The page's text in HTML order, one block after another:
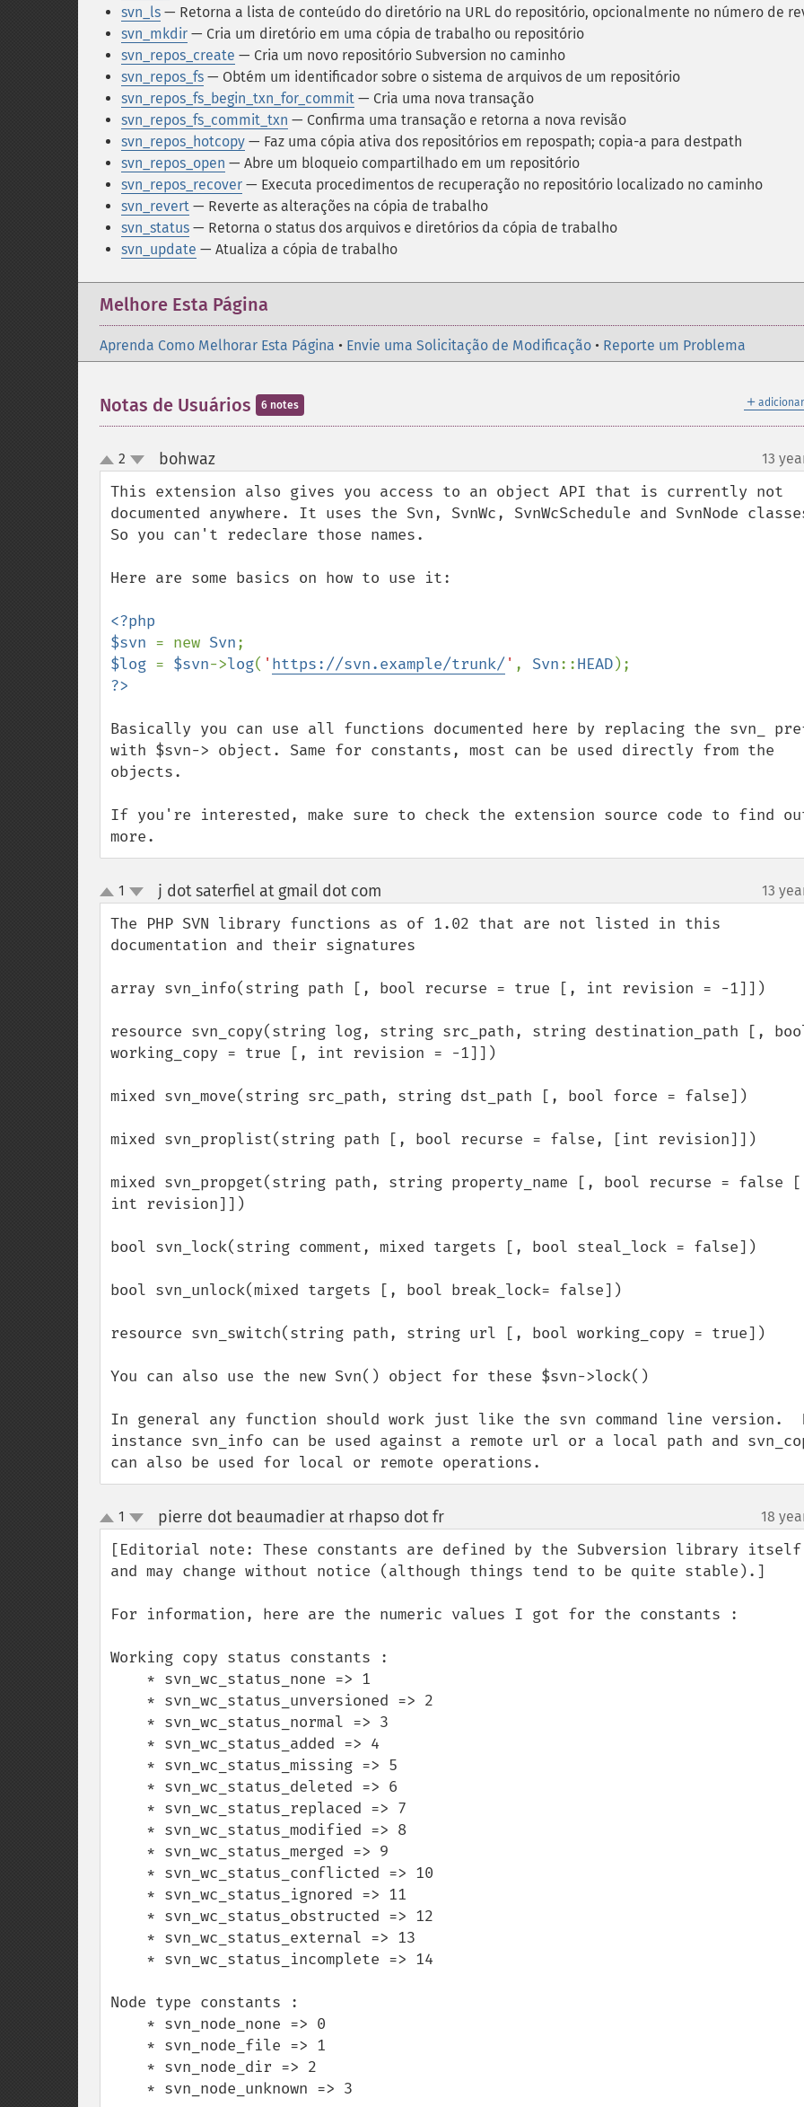
svn_ls — Retorna a lista de conteúdo do diretório na URL do repositório, opcionalmente no número de
svn_mkdir — Cria um diretório em uma cópia de trabalho ou repositório
svn_repos_create — Cria um novo repositório Subversion no caminho
svn_repos_fs — Obtém um identificador sobre o sistema de arquivos de um repositório
svn_repos_fs_begin_txn_for_commit — Cria uma nova transação
svn_repos_fs_commit_txn — Confirma uma transação e retorna a nova revisão
svn_repos_hotcopy — Faz uma cópia ativa dos repositórios em repospath; copia-a para destpath
svn_repos_open — Abre um bloqueio compartilhado em um repositório
svn_repos_recover — Executa procedimentos de recuperação no repositório localizado no caminho
svn_revert — Reverte as alterações na cópia de trabalho
svn_status — Retorna o status dos arquivos e diretórios da cópia de trabalho
svn_update — Atualiza a cópia de trabalho
Melhore Esta Página
Aprenda Como Melhorar Esta Página • Envie uma Solicitação de Modificação • Reporte um Problema
＋
Notas de Usuários 6 notes
up
down
2 bohwaz¶ 13
This extension also gives you access to an object API that is currently not
documented anywhere. It uses the Svn, SvnWc, SvnWcSchedule and SvnNode
So you can't redeclare those names.
Here are some basics on how to use it:
<?php
$svn = new Svn
$log = $svn->log( ' https://svn.example/trunk/ ' , Svn::HEAD
Basically you can use all functions documented here by replacing the svn_
with $svn-> object. Same for constants, most can be used directly from the
objects.
If you're interested, make sure to check the extension source code to find
more.
up
down
1 j dot saterfiel at gmail dot com 13
The PHP SVN library functions as of 1.02 that are not listed in this
documentation and their signatures
array svn_info(string path [, bool recurse = true [, int revision = -1]])
resource svn_copy(string log, string src_path, string destination_path [,
working_copy = true [, int revision = -1]])
mixed svn_move(string src_path, string dst_path [, bool force = false])
mixed svn_proplist(string path [, bool recurse = false, [int revision]])
mixed svn_propget(string path, string property_name [, bool recurse = false
int revision]])
bool svn_lock(string comment, mixed targets [, bool steal_lock = false])
bool svn_unlock(mixed targets [, bool break_lock= false])
resource svn_switch(string path, string url [, bool working_copy = true])
You can also use the new Svn() object for these $svn->lock()
In general any function should work just like the svn command line version.
instance svn_info can be used against a remote url or a local path and
can also be used for local or remote operations.
up
down
1 pierre dot beaumadier at rhapso dot fr¶ 18
[Editorial note: These constants are defined by the Subversion library itself
and may change without notice (although things tend to be quite stable).]
For information, here are the numeric values I got for the constants :
Working copy status constants :
Node type constants :
    * svn_node_unknown => 3